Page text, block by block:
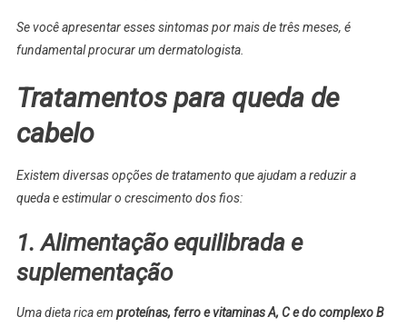
Se você apresentar esses sintomas por mais de três meses, é
fundamental procurar um dermatologista.
Tratamentos para queda de
cabelo
Existem diversas opções de tratamento que ajudam a reduzir a
queda e estimular o crescimento dos fios:
1. Alimentação equilibrada e
suplementação
Uma dieta rica em proteínas, ferro e vitaminas A, C e do complexo B